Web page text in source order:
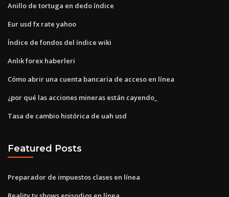
Anillo de tortuga en dedo índice
Eur usd fx rate yahoo
Índice de fondos del índice wiki
Anlık forex haberleri
Cómo abrir una cuenta bancaria de acceso en línea
¿por qué las acciones mineras están cayendo_
Tasa de cambio histórica de uah usd
Featured Posts
Preparador de impuestos clases en línea